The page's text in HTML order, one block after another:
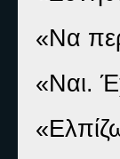
«Να
«Ναι.